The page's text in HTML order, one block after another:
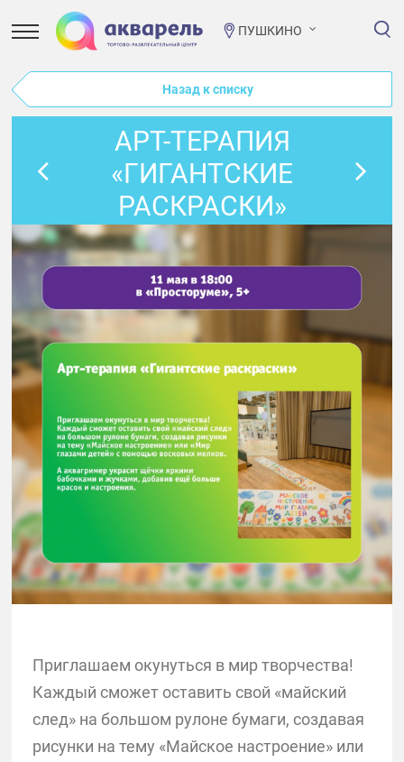
ПУШКИНО
Назад к списку
АРТ-ТЕРАПИЯ
«ГИГАНТСКИЕ
РАСКРАСКИ»
Приглашаем окунуться в мир творчества!
Каждый сможет оставить свой «майский
след» на большом рулоне бумаги, создавая
рисунки на тему «Майское настроение» или